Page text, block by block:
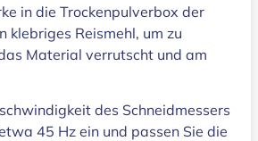
in die Trockenpulverbox der
klebriges Reismehl, um zu
Material verrutscht und am
des Schneidmessers
45 Hz ein und passen Sie die